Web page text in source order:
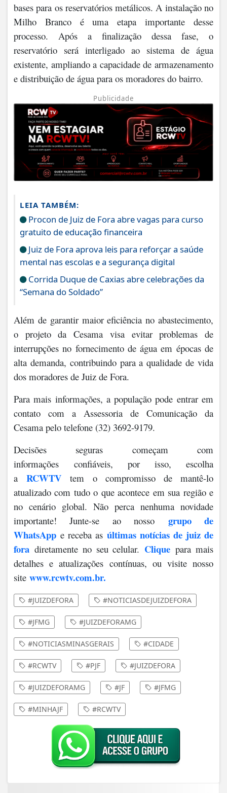
bases para os reservatórios metálicos. A instalação no
Milho Branco é uma etapa importante desse
processo. Após a finalização dessa fase, o
reservatório será interligado ao sistema de água
existente, ampliando a capacidade de armazenamento
e distribuição de água para os moradores do bairro.
Publicidade
LEIA TAMBÉM:
Procon de Juiz de Fora abre vagas para curso
gratuito de educação financeira
Juiz de Fora aprova leis para reforçar a saúde
mental nas escolas e a segurança digital
Corrida Duque de Caxias abre celebrações da
“Semana do Soldado”
Além de garantir maior eficiência no abastecimento,
o projeto da Cesama visa evitar problemas de
interrupções no fornecimento de água em épocas de
alta demanda, contribuindo para a qualidade de vida
dos moradores de Juiz de Fora.
Para mais informações, a população pode entrar em
contato com a Assessoria de Comunicação da
Cesama pelo telefone (32) 3692-9179.
Decisões seguras começam com
informações confiáveis, por isso, escolha
aRCWTV tem o compromisso de mantê-lo
atualizado com tudo o que acontece em sua região e
no cenário global. Não perca nenhuma novidade
importante! Junte-se ao nosso grupo de
WhatsApp e receba as últimas notícias de juiz de
fora diretamente no seu celular. Clique para mais
detalhes e atualizações contínuas, ou visite nosso
site www.rcwtv.com.br.
#JUIZDEFORA #NOTICIASDEJUIZDEFORA
#JFMG #JUIZDEFORAMG
#NOTICIASMINASGERAIS #CIDADE
#RCWTV #PJF #JUIZDEFORA
#JUIZDEFORAMG #JF #JFMG
#MINHAJF #RCWTV